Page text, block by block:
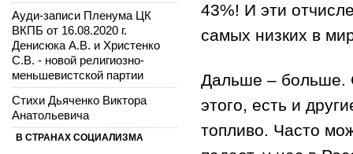
43%! И эти
самых низких в
Дальше – больше.
этого, есть и
топливо. Часто
Ауди-записи Пленума ЦК
ВКПБ от 16.08.2020 г.
Денисюка А.В. и Христенко
С.В. - новой религиозно-
меньшевистской партии
Стихи Дьяченко Виктора
Анатольевича
В СТРАНАХ СОЦИАЛИЗМА